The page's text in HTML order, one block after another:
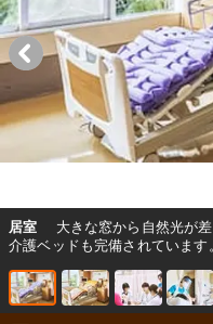
居室
大きな窓から自然光が
介護ベッドも完備されています